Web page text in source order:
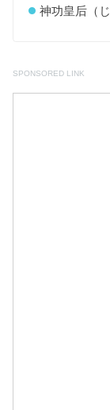
神功皇后（
SPONSORED LINK